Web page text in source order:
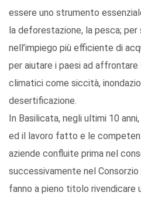
essere uno strumento
la deforestazione, la pesca;
nell’impiego più efficiente di
per aiutare i paesi ad
climatici come siccità,
desertificazione.
In Basilicata, negli ultimi 10
ed il lavoro fatto e le
aziende confluite prima nel
successivamente nel
fanno a pieno titolo rivendicare